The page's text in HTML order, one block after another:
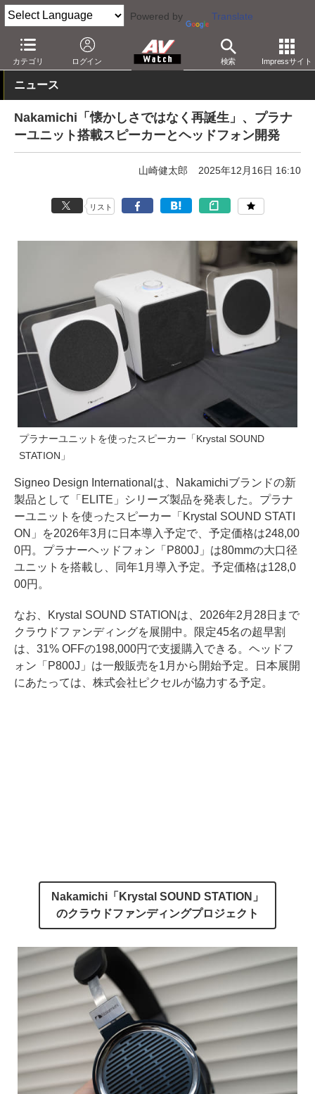
Powered by Translate
カテゴリ ログイン 検索 Impressサイト
AV Watch 製品 Bluetoothスピーカー
ニュース
Nakamichi「懐かしさではなく再誕生」、プラナ
ーユニット搭載スピーカーとヘッドフォン開発
山崎健太郎 2025年12月16日 16:10
リスト
プラナーユニットを使ったスピーカー「Krystal SOUND
STATION」
Signeo Design Internationalは、Nakamichiブランドの新
製品として「ELITE」シリーズ製品を発表した。プラナ
ーユニットを使ったスピーカー「Krystal SOUND STATI
ON」を2026年3月に日本導入予定で、予定価格は248,00
0円。プラナーヘッドフォン「P800J」は80mmの大口径
ユニットを搭載し、同年1月導入予定。予定価格は128,0
00円。
なお、Krystal SOUND STATIONは、2026年2月28日まで
クラウドファンディングを展開中。限定45名の超早割
は、31% OFFの198,000円で支援購入できる。ヘッドフ
ォン「P800J」は一般販売を1月から開始予定。日本展開
にあたっては、株式会社ピクセルが協力する予定。
Nakamichi「Krystal SOUND STATION」
のクラウドファンディングプロジェクト